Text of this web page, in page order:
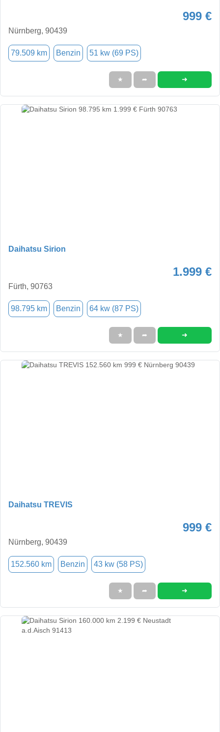
999 €
Nürnberg, 90439
79.509 km Benzin 51 kw (69 PS)
★ ➦ ➜
Daihatsu Sirion
1.999 €
Fürth, 90763
98.795 km Benzin 64 kw (87 PS)
★ ➦ ➜
Daihatsu TREVIS
999 €
Nürnberg, 90439
152.560 km Benzin 43 kw (58 PS)
★ ➦ ➜